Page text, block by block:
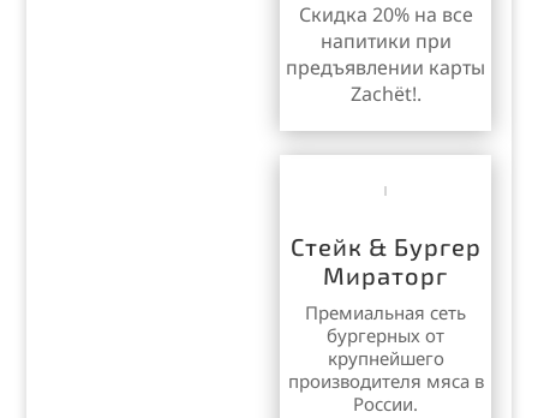
Скидка 20% на все
напитики при
предъявлении карты
Zachët!.
Стейк & Бургер
Мираторг
Премиальная сеть
бургерных от
крупнейшего
производителя мяса в
России.